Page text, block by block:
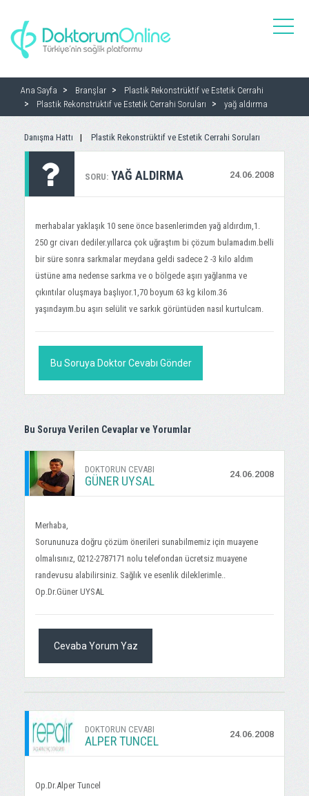
toggle
Ana Sayfa Branşlar
Plastik Rekonstrüktif ve Estetik Cerrahi
Plastik Rekonstrüktif ve Estetik Cerrahi Soruları
yağ aldırma
Danışma Hattı Plastik Rekonstrüktif ve Estetik Cerrahi Soruları
SORU: 24.06.2008
YAĞ ALDIRMA
merhabalar yaklaşık 10 sene önce basenlerimden yağ aldırdım,1.
250 gr civarı dediler.yıllarca çok uğraştım bi çözum bulamadım.belli
bir süre sonra sarkmalar meydana geldi sadece 2 -3 kilo aldım
üstüne ama nedense sarkma ve o bölgede aşırı yağlanma ve
çıkıntılar oluşmaya başlıyor.1,70 boyum 63 kg kilom.36
yaşındayım.bu aşırı selülit ve sarkık görüntüden nasıl kurtulcam.
Bu Soruya Doktor Cevabı Gönder
Bu Soruya Verilen Cevaplar ve Yorumlar
DOKTORUN CEVABI
GÜNER UYSAL 24.06.2008
Merhaba,
Sorununuza doğru çözüm önerileri sunabilmemiz için muayene
olmalısınız, 0212-2787171 nolu telefondan ücretsiz muayene
randevusu alabilirsiniz. Sağlık ve esenlik dileklerimle..
Op.Dr.Güner UYSAL
Cevaba Yorum Yaz
DOKTORUN CEVABI
ALPER TUNCEL 24.06.2008
Op.Dr.Alper Tuncel